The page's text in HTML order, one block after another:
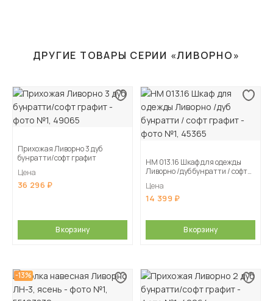
ДРУГИЕ ТОВАРЫ СЕРИИ «ЛИВОРНО»
Прихожая Ливорно 3 дуб
бунратти/софт графит
Цена
36 296
В корзину
НМ 013.16 Шкаф для одежды
Ливорно /дуб бунратти / софт
Цена
14 399
В корзину
-13%